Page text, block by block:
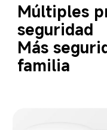
Múltiples
seguridad
Más
familia